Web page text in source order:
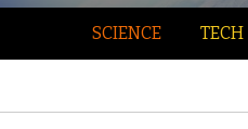
SCIENCE TECH